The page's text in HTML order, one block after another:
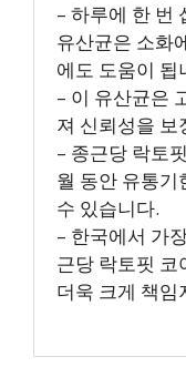
– 하루에 한 번
유산균은 소화
에도 도움이 됩
– 이 유산균은
져 신뢰성을 보
– 종근당 락토
월 동안 유통기
수 있습니다.
– 한국에서 가
근당 락토핏
더욱 크게 책임